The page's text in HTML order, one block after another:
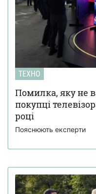
ТЕХНО
Помилка, яку не
покупці
році
Пояснюють експерти